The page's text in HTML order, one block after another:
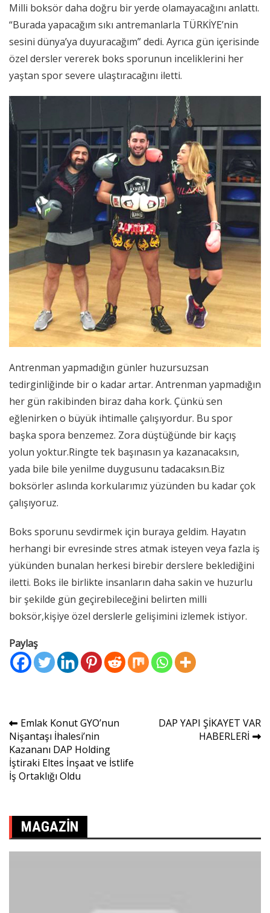
Milli boksör daha doğru bir yerde olamayacağını anlattı.
“Burada yapacağım sıkı antremanlarla TÜRKİYE’nin
sesini dünya’ya duyuracağım” dedi. Ayrıca gün içerisinde
özel dersler vererek boks sporunun inceliklerini her
yaştan spor severe ulaştıracağını iletti.
Antrenman yapmadığın günler huzursuzsan
tedirginliğinde bir o kadar artar. Antrenman yapmadığın
her gün rakibinden biraz daha kork. Çünkü sen
eğlenirken o büyük ihtimalle çalışıyordur. Bu spor
başka spora benzemez. Zora düştüğünde bir kaçış
yolun yoktur.Ringte tek başınasın ya kazanacaksın,
yada bile bile yenilme duygusunu tadacaksın.Biz
boksörler aslında korkularımız yüzünden bu kadar çok
çalışıyoruz.
Boks sporunu sevdirmek için buraya geldim. Hayatın
herhangi bir evresinde stres atmak isteyen veya fazla iş
yükünden bunalan herkesi birebir derslere beklediğini
iletti. Boks ile birlikte insanların daha sakin ve huzurlu
bir şekilde gün geçirebileceğini belirten milli
boksör,kişiye özel derslerle gelişimini izlemek istiyor.
Paylaş
Yazı
gezinmesi
Emlak Konut GYO’nun
Nişantaşı İhalesi’nin
Kazananı DAP Holding
İştiraki Eltes İnşaat ve İstlife
İş Ortaklığı Oldu
DAP YAPI ŞİKAYET VAR
HABERLERİ
MAGAZIN